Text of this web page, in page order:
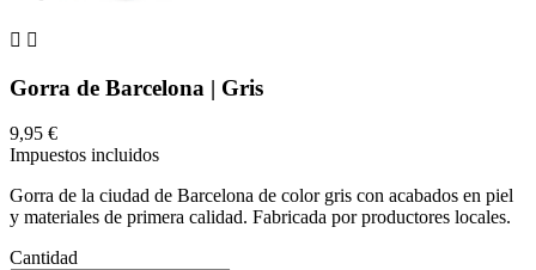
 
Gorra de Barcelona | Gris
9,95 €
Impuestos incluidos
Gorra de la ciudad de Barcelona de color gris con acabados en piel
y materiales de primera calidad. Fabricada por productores locales.
Cantidad